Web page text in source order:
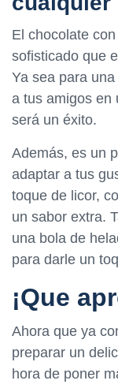
El chocolate
sofisticado que
Ya sea para
a tus amigos en
será un éxito.
Además, es un
adaptar a tus
toque de licor,
un sabor extra.
una bola de
para darle un
¡Que
Ahora que ya
preparar un
hora de poner